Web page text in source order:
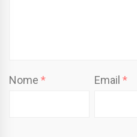
Nome * Email*